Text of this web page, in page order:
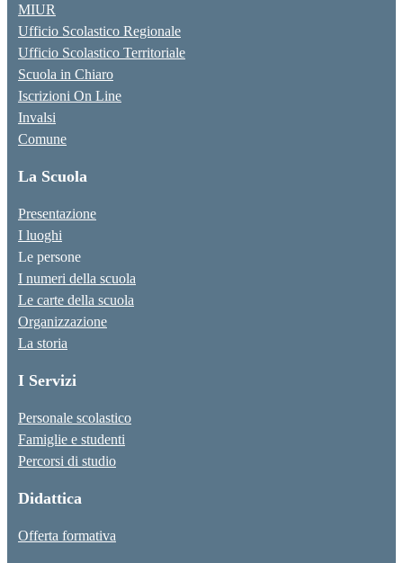
MIUR
Ufficio Scolastico Regionale
Ufficio Scolastico Territoriale
Scuola in Chiaro
Iscrizioni On Line
Invalsi
Comune
La Scuola
Presentazione
I luoghi
Le persone
I numeri della scuola
Le carte della scuola
Organizzazione
La storia
I Servizi
Personale scolastico
Famiglie e studenti
Percorsi di studio
Didattica
Offerta formativa